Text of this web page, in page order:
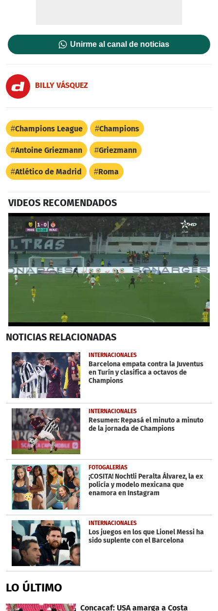
Unirme al canal de noticias
BILLY VÁSQUEZ
Champions League Champions
Antoine Griezmann Griezmann
Atlético de Madrid Roma
VIDEOS RECOMENDADOS
seconds
52
seconds
NOTICIAS RELACIONADAS
INTERNACIONALES
Barcelona empata contra la Juventus
en Turín y clasifica a octavos de
Champions
INTERNACIONALES
Resumen: Repasá el minuto a minuto
de la jornada de Champions
FOTOGALERÍAS
¡COSITA! Nochtli Peralta Álvarez, la ex
policía y modelo mexicana que
enamora en Instagram
INTERNACIONALES
Los juegos en los que Lionel Messi ha
sido suplente con el Barcelona
LO ÚLTIMO
Concacaf: USA amarga a Costa